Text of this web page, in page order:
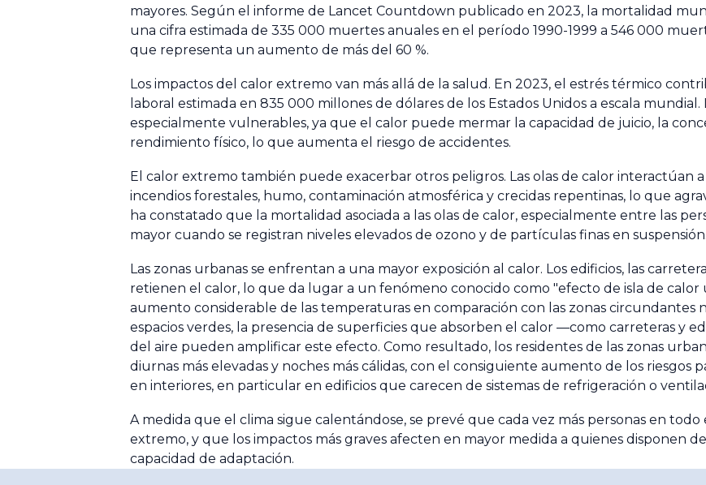
mayores. Según el informe de Lancet Countdown publicado en 2023, la mortalidad
una cifra estimada de 335 000 muertes anuales en el período 1990-1999 a 546 000
que representa un aumento de más del 60 %.
Los impactos del calor extremo van más allá de la salud. En 2023, el estrés térmico
laboral estimada en 835 000 millones de dólares de los Estados Unidos a escala
especialmente vulnerables, ya que el calor puede mermar la capacidad de juicio, la
rendimiento físico, lo que aumenta el riesgo de accidentes.
El calor extremo también puede exacerbar otros peligros. Las olas de calor interactúan
incendios forestales, humo, contaminación atmosférica y crecidas repentinas, lo que
ha constatado que la mortalidad asociada a las olas de calor, especialmente entre las
mayor cuando se registran niveles elevados de ozono y de partículas finas en suspensión.
Las zonas urbanas se enfrentan a una mayor exposición al calor. Los edificios, las
retienen el calor, lo que da lugar a un fenómeno conocido como "efecto de isla de
aumento considerable de las temperaturas en comparación con las zonas circundantes
espacios verdes, la presencia de superficies que absorben el calor —como carreteras y
del aire pueden amplificar este efecto. Como resultado, los residentes de las zonas
diurnas más elevadas y noches más cálidas, con el consiguiente aumento de los riesgos
en interiores, en particular en edificios que carecen de sistemas de refrigeración o
A medida que el clima sigue calentándose, se prevé que cada vez más personas en
extremo, y que los impactos más graves afecten en mayor medida a quienes disponen
capacidad de adaptación.